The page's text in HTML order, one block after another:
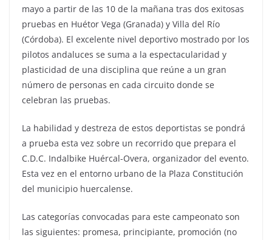
mayo a partir de las 10 de la mañana tras dos exitosas
pruebas en Huétor Vega (Granada) y Villa del Río
(Córdoba). El excelente nivel deportivo mostrado por los
pilotos andaluces se suma a la espectacularidad y
plasticidad de una disciplina que reúne a un gran
número de personas en cada circuito donde se
celebran las pruebas.
La habilidad y destreza de estos deportistas se pondrá
a prueba esta vez sobre un recorrido que prepara el
C.D.C. Indalbike Huércal-Overa, organizador del evento.
Esta vez en el entorno urbano de la Plaza Constitución
del municipio huercalense.
Las categorías convocadas para este campeonato son
las siguientes: promesa, principiante, promoción (no